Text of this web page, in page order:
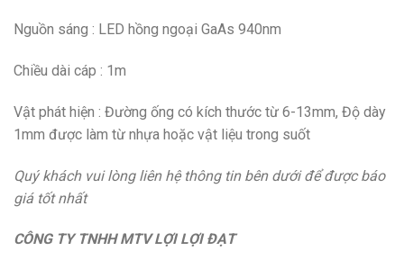
Nguồn sáng : LED hồng ngoại GaAs 940nm
Chiều dài cáp : 1m
Vật phát hiện : Đường ống có kích thước từ 6-13mm, Độ dày
1mm được làm từ nhựa hoặc vật liệu trong suốt
Quý khách vui lòng liên hệ thông tin bên dưới để được báo
giá tốt nhất
CÔNG TY TNHH MTV LỢI LỢI ĐẠT